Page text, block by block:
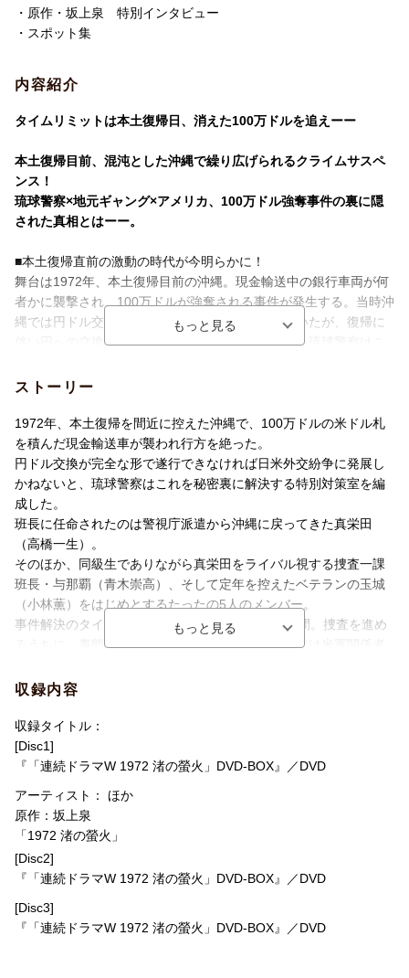
洋題
・原作・坂上泉 特別インタビュー
・スポット集
内容紹介
タイムリミットは本土復帰日、消えた100万ドルを追えーー
本土復帰目前、混沌とした沖縄で繰り広げられるクライムサスペ
ンス！
琉球警察×地元ギャング×アメリカ、100万ドル強奪事件の裏に隠
された真相とはーー。
■本土復帰直前の激動の時代が今明らかに！
舞台は1972年、本土復帰目前の沖縄。現金輸送中の銀行車両が何
者かに襲撃され、100万ドルが強奪される事件が発生する。当時沖
縄では円ドル交換（米占領下ではドルを使用していたが、復帰に
伴い円への交換が必要だった）の準備が進められ、琉球警察はこ
め、これを秘密裏に解決すべく特別対策室を編成した。事件は地
が見え隠れする。タイムリミットは18日間。琉球警察、最後の任
務。沖縄の未来を懸けた戦いが始まる。
ストーリー
1972年、本土復帰を間近に控えた沖縄で、100万ドルの米ドル札
を積んだ現金輸送車が襲われ行方を絶った。
円ドル交換が完全な形で遂行できなければ日米外交紛争に発展し
かねないと、琉球警察はこれを秘密裏に解決する特別対策室を編
成した。
班長に任命されたのは警視庁派遣から沖縄に戻ってきた真栄田
（高橋一生）。
そのほか、同級生でありながら真栄田をライバル視する捜査一課
班長・与那覇（青木崇高）、そして定年を控えたベテランの玉城
（小林薫）をはじめとするたったの5人のメンバー。
事件解決のタイムリミットは本土復帰までの18日間。捜査を進め
るうちに、事態は沖縄財界や地元ギャング、さらには米軍関係者
真栄田らは期限までに100万ドルを取り戻し、犯人を捕らえること
＜キャスト＞
高橋一生
清島千楓 嘉島陸 佐久本宝 広田亮平 MAAKIII 北香那 Jeffr
ey Rowe 藤木志ぃさー ベンガル
沢村一樹 小林薫
＜スタッフ＞
原作：坂上泉『渚の螢火』（双葉文庫刊） 監督：平山秀幸
脚本：常盤司郎 倉田健次 音楽：安川午朗
収録内容
収録タイトル：
[Disc1]
『「連続ドラマW 1972 渚の螢火」DVD-BOX』／DVD
アーティスト： ほか
原作：坂上泉
「1972 渚の螢火」
[Disc2]
『「連続ドラマW 1972 渚の螢火」DVD-BOX』／DVD
[Disc3]
『「連続ドラマW 1972 渚の螢火」DVD-BOX』／DVD